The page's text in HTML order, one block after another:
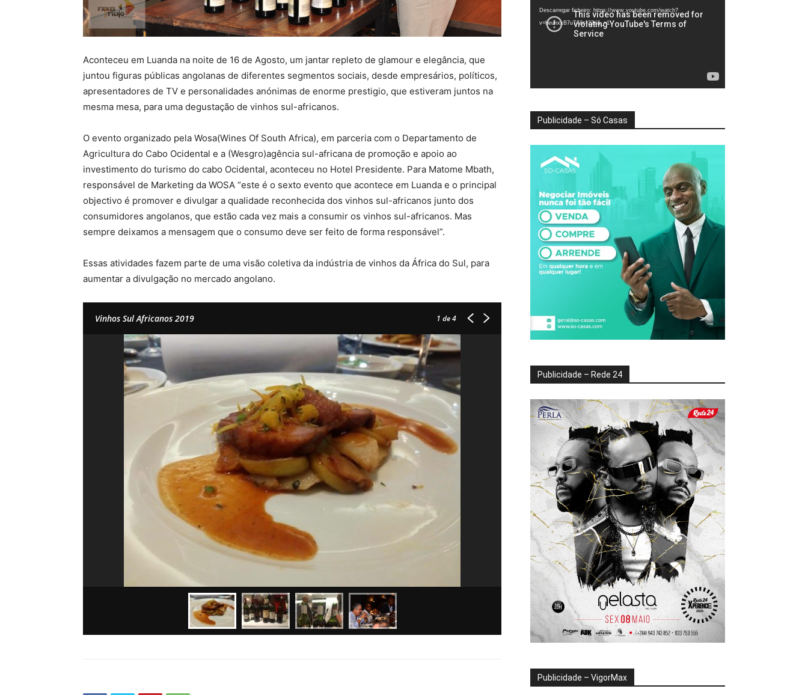
Aconteceu em Luanda na noite de 16 de Agosto, um jantar repleto de glamour e elegância, que
juntou figuras públicas angolanas de diferentes segmentos sociais, desde empresários, políticos,
apresentadores de TV e personalidades anónimas de enorme prestigio, que estiveram juntos na
mesma mesa, para uma degustação de vinhos sul-africanos.
O evento organizado pela Wosa(Wines Of South Africa), em parceria com o Departamento de
Agricultura do Cabo Ocidental e a (Wesgro)agência sul-africana de promoção e apoio ao
investimento do turismo do cabo Ocidental, aconteceu no Hotel Presidente. Para Matome Mbath,
responsável de Marketing da WOSA “este é o sexto evento que acontece em Luanda e o principal
objectivo é promover e divulgar a qualidade reconhecida dos vinhos sul-africanos junto dos
consumidores angolanos, que estão cada vez mais a consumir os vinhos sul-africanos. Mas
sempre deixamos a mensagem que o consumo deve ser feito de forma responsável”.
Essas atividades fazem parte de uma visão coletiva da indústria de vinhos da África do Sul, para
aumentar a divulgação no mercado angolano.
Vinhos Sul Africanos 2019 1 de 4
vídeo
Descarregar ficheiro: https://www.youtube.com/watch?
v=heunxxB7uTA&t=22s&_=1
Publicidade – Só Casas
Publicidade – Rede 24
Publicidade – VigorMax